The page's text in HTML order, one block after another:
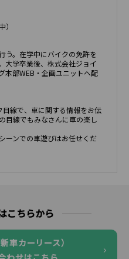
）
う。在学中にバイクの免許を
大学卒業後、株式会社ジョイ
本部WEB・企画ユニットへ配
線で、車に関する情報をお伝
目線でもみなさんに車の楽し
ーンでの車遊びはお任せくだ
こちらから
車カーリース）